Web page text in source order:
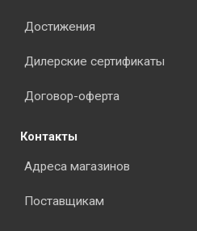
Достижения
Дилерские сертификаты
Договор-оферта
Контакты
Адреса магазинов
Поставщикам